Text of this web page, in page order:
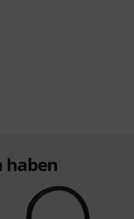
haben